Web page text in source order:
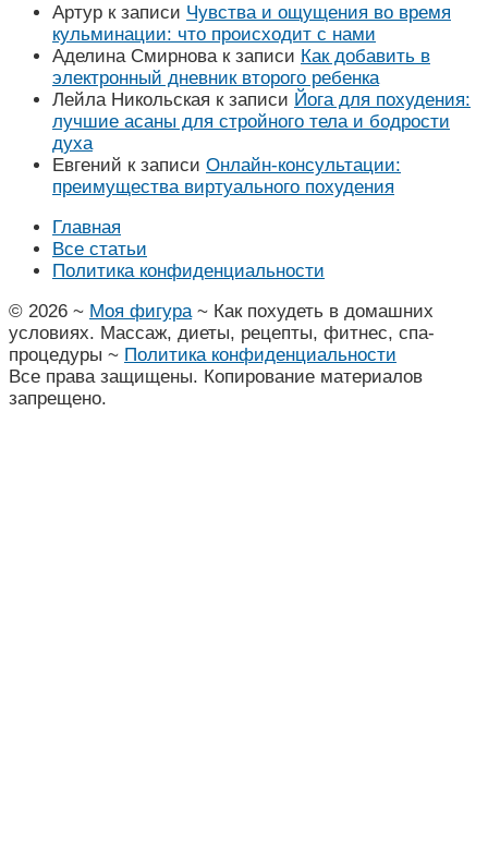
Артур к записи Чувства и ощущения во время
кульминации: что происходит с нами
Аделина Смирнова к записи Как добавить в
электронный дневник второго ребенка
Лейла Никольская к записи Йога для похудения:
лучшие асаны для стройного тела и бодрости
духа
Евгений к записи Онлайн-консультации:
преимущества виртуального похудения
Главная
Все статьи
Политика конфиденциальности
© 2026 ~ Моя фигура ~ Как похудеть в домашних
условиях. Массаж, диеты, рецепты, фитнес, спа-
процедуры ~ Политика конфиденциальности
Все права защищены. Копирование материалов
запрещено.